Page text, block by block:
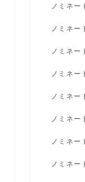
ノミネー
ノミネー
ノミネー
ノミネー
ノミネー
ノミネー
ノミネー
ノミネー